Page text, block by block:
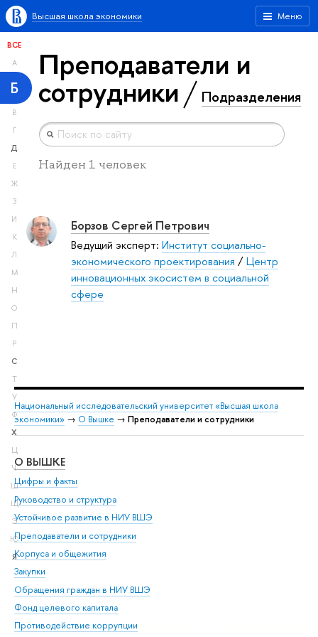
Меню
Высшая школа экономики
ВСЕ
А
Б
В
Г
Д
Е
Ж
З
И
К
Л
М
Н
О
П
Р
С
Т
У
Ф
Х
Ц
Ч
Ш
Щ
Э
Ю
Я
Преподаватели и
сотрудники Подразделения
Найден 1 человек
Борзов Сергей Петрович
Ведущий эксперт: Институт социально-
экономического проектирования /Центр
инновационных экосистем в социальной
сфере
Национальный исследовательский университет «Высшая школа
экономики» → О Вышке → Преподаватели и сотрудники
О ВЫШКЕ
Цифры и факты
Руководство и структура
Устойчивое развитие в НИУ ВШЭ
Преподаватели и сотрудники
Корпуса и общежития
Закупки
Обращения граждан в НИУ ВШЭ
Фонд целевого капитала
Противодействие коррупции